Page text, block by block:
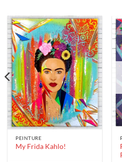
PEINTURE
My Frida Kahlo!